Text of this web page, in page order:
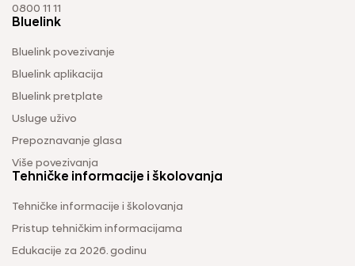
0800 11 11
Bluelink
Bluelink povezivanje
Bluelink aplikacija
Bluelink pretplate
Usluge uživo
Prepoznavanje glasa
Više povezivanja
Tehničke informacije i školovanja
Tehničke informacije i školovanja
Pristup tehničkim informacijama
Edukacije za 2026. godinu